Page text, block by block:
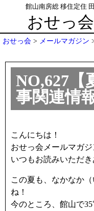
館山南房総 移住定住
おせっ
おせっ会 > メールマガジン
NO,627【
事関連情報
こんにちは！
おせっ会メールマガ
いつもお読みいただき
この夏も、なかなか
ね！
今のところ、館山で